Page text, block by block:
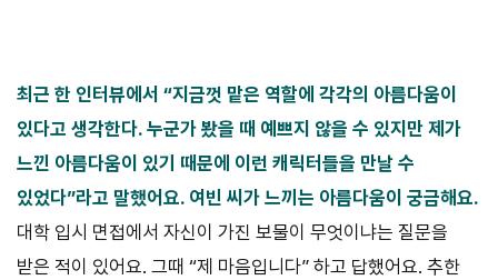
최근 한 인터뷰에서 “지금껏 맡은 역할에 각각의 아름다움이
있다고 생각한다. 누군가 봤을 때 예쁘지 않을 수 있지만 제가
느낀 아름다움이 있기 때문에 이런 캐릭터들을 만날 수
있었다”라고 말했어요. 여빈 씨가 느끼는 아름다움이 궁금해요.
대학 입시 면접에서 자신이 가진 보물이 무엇이냐는 질문을
받은 적이 있어요. 그때 “제 마음입니다” 하고 답했어요. 추한